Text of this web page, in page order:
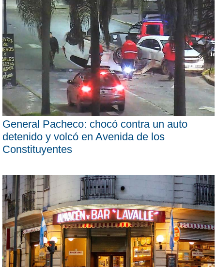
General Pacheco: chocó contra un auto
detenido y volcó en Avenida de los
Constituyentes